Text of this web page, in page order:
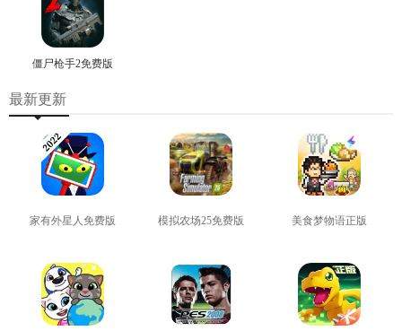
僵尸枪手2免费版
最新更新
家有外星人免费版 模拟农场25免费版 美食梦物语正版